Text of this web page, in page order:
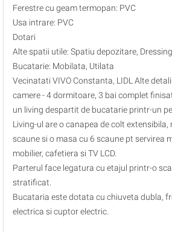
Ferestre cu geam termopan: PVC
Usa intrare: PVC
Dotari
Alte spatii utile: Spatiu depozitare,
Bucatarie: Mobilata, Utilata
Vecinatati VIVO Constanta, LIDL Alte
camere - 4 dormitoare, 3 bai complet
un living despartit de bucatarie printr-un
Living-ul are o canapea de colt
scaune si o masa cu 6 scaune pt servirea
mobilier, cafetiera si TV LCD.
Parterul face legatura cu etajul printr-o
stratificat.
Bucataria este dotata cu chiuveta dubla,
electrica si cuptor electric.